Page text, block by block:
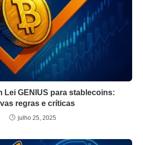
Lei GENIUS para stablecoins:
regras e críticas
julho 25, 2025